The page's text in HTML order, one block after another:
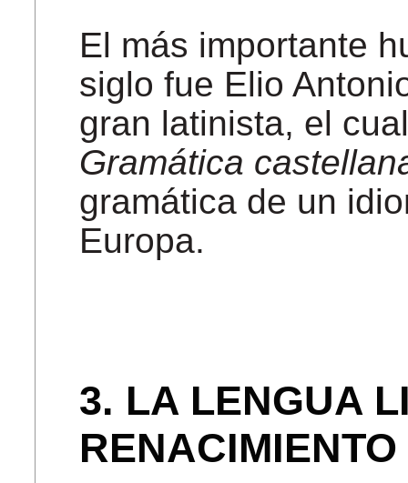
El más importante
siglo fue Elio
gran latinista, el
Gramática
gramática de un
Europa.
3. LA LENGUA
RENACIMIENTO